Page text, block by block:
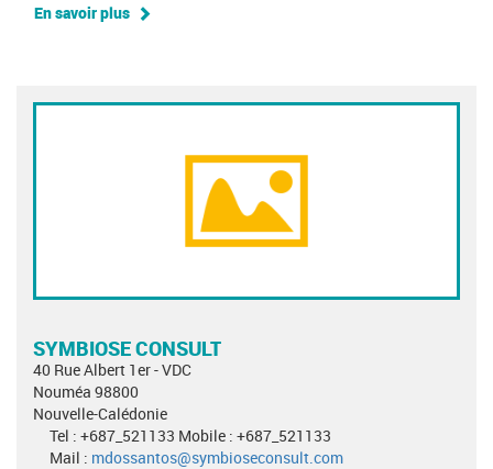
En savoir plus
SYMBIOSE CONSULT
40 Rue Albert 1er - VDC
Nouméa 98800
Nouvelle-Calédonie
Tel : +687_521133 Mobile : +687_521133
Mail : mdossantos@symbioseconsult.com